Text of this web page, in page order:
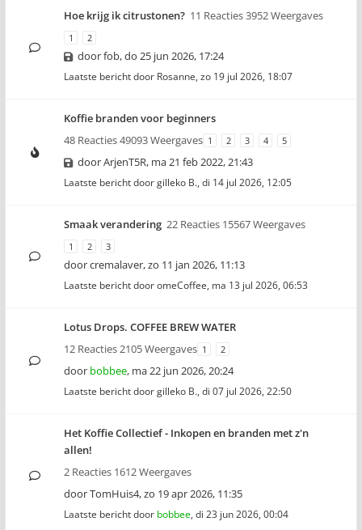
Hoe krijg ik citrustonen? 11 Reacties 3952 Weergaves
1 2
doorfob,do 25 jun 2026, 17:24
Laatste bericht door Rosanne, zo 19 jul 2026, 18:07
Koffie branden voor beginners
48 Reacties 49093 Weergaves 1 2 3 4 5
doorArjenT5R, ma 21 feb 2022, 21:43
Laatste bericht doorgilleko B., di 14 jul 2026, 12:05
Smaak verandering 22 Reacties 15567 Weergaves
1 2 3
doorcremalaver,zo 11 jan 2026, 11:13
Laatste bericht dooromeCoffee, ma 13 jul 2026, 06:53
Lotus Drops. COFFEE BREW WATER
12 Reacties 2105 Weergaves 1 2
door bobbee, ma 22 jun 2026, 20:24
Laatste bericht doorgilleko B., di 07 jul 2026, 22:50
Het Koffie Collectief - Inkopen en branden met z'n
allen!
2 Reacties 1612 Weergaves
doorTomHuis4,zo 19 apr 2026, 11:35
Laatste bericht door bobbee, di 23 jun 2026, 00:04